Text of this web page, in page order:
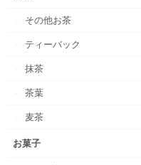
その他お茶
ティーバック
抹茶
茶葉
麦茶
お菓子